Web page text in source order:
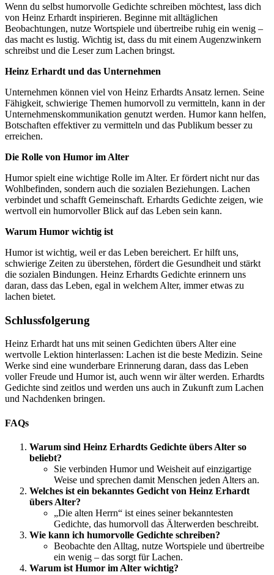
Wenn du selbst humorvolle Gedichte schreiben möchtest, lass dich
von Heinz Erhardt inspirieren. Beginne mit alltäglichen
Beobachtungen, nutze Wortspiele und übertreibe ruhig ein wenig –
das macht es lustig. Wichtig ist, dass du mit einem Augenzwinkern
schreibst und die Leser zum Lachen bringst.
Heinz Erhardt und das Unternehmen
Unternehmen können viel von Heinz Erhardts Ansatz lernen. Seine
Fähigkeit, schwierige Themen humorvoll zu vermitteln, kann in der
Unternehmenskommunikation genutzt werden. Humor kann helfen,
Botschaften effektiver zu vermitteln und das Publikum besser zu
erreichen.
Die Rolle von Humor im Alter
Humor spielt eine wichtige Rolle im Alter. Er fördert nicht nur das
Wohlbefinden, sondern auch die sozialen Beziehungen. Lachen
verbindet und schafft Gemeinschaft. Erhardts Gedichte zeigen, wie
wertvoll ein humorvoller Blick auf das Leben sein kann.
Warum Humor wichtig ist
Humor ist wichtig, weil er das Leben bereichert. Er hilft uns,
schwierige Zeiten zu überstehen, fördert die Gesundheit und stärkt
die sozialen Bindungen. Heinz Erhardts Gedichte erinnern uns
daran, dass das Leben, egal in welchem Alter, immer etwas zu
lachen bietet.
Schlussfolgerung
Heinz Erhardt hat uns mit seinen Gedichten übers Alter eine
wertvolle Lektion hinterlassen: Lachen ist die beste Medizin. Seine
Werke sind eine wunderbare Erinnerung daran, dass das Leben
voller Freude und Humor ist, auch wenn wir älter werden. Erhardts
Gedichte sind zeitlos und werden uns auch in Zukunft zum Lachen
und Nachdenken bringen.
FAQs
Warum sind Heinz Erhardts Gedichte übers Alter so
beliebt?
Sie verbinden Humor und Weisheit auf einzigartige
Weise und sprechen damit Menschen jeden Alters an.
Welches ist ein bekanntes Gedicht von Heinz Erhardt
übers Alter?
„Die alten Herrn“ ist eines seiner bekanntesten
Gedichte, das humorvoll das Älterwerden beschreibt.
Wie kann ich humorvolle Gedichte schreiben?
Beobachte den Alltag, nutze Wortspiele und übertreibe
ein wenig – das sorgt für Lachen.
Warum ist Humor im Alter wichtig?